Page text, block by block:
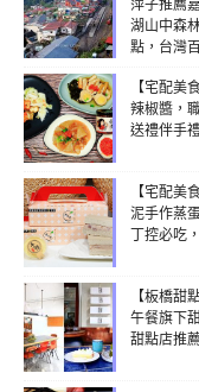
萍子推薦
湖山中森
點，台灣
國觀光客
線，奮起
2017(線上
【宅配美
辣椒醬，
送禮伴手
【宅配美
泥手作蒸
丁控必吃
【板橋甜
午餐旗下
甜點店推